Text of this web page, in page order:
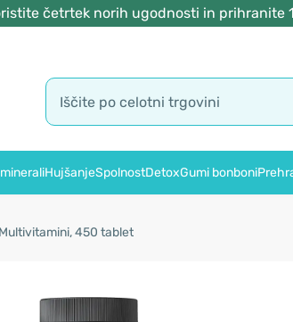
četrtek norih ugodnosti in prihranite
HujšanjeSpolnostDetoxGumi bonboni
Multivitamini, 450 tablet